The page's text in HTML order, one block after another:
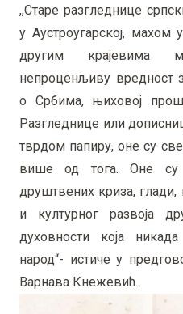
,,Старе разгледнице
у Аустроугарској,
другим крајевима
непроценљиву вредност
о Србима, њиховој
Разгледнице или
тврдом папиру, оне су
више од тога. Оне су
друштвених криза,
и културног развоја
духовности која
народ“- истиче у
Варнава Кнежевић.